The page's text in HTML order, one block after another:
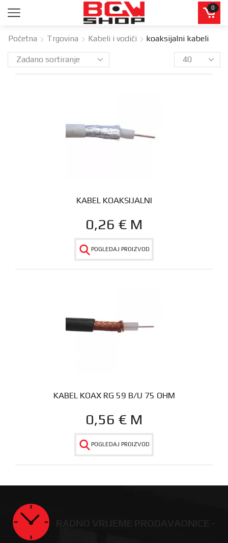
0
Početna Trgovina Kabeli i vodiči koaksijalni kabeli
KABEL KOAKSIJALNI
0,26 € M
POGLEDAJ PROIZVOD
KABEL KOAX RG 59 B/U 75 OHM
0,56 € M
POGLEDAJ PROIZVOD